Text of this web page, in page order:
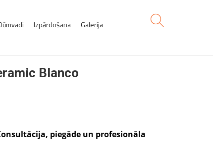
Izpārdošana
Galerija
Blanco
piegāde un profesionāla